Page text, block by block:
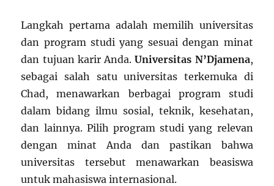
Langkah pertama adalah memilih universitas
dan program studi yang sesuai dengan minat
dan tujuan karir Anda.Universitas N’Djamena,
sebagai salah satu universitas terkemuka di
Chad, menawarkan berbagai program studi
dalam bidang ilmu sosial, teknik, kesehatan,
dan lainnya. Pilih program studi yang relevan
dengan minat Anda dan pastikan bahwa
universitas tersebut menawarkan beasiswa
untuk mahasiswa internasional.